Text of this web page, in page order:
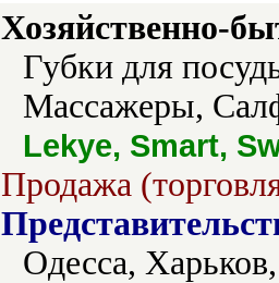
Хозяйственно-
Губки для
Массажеры,
Lekye, Smart,
Продажа
Одесса,